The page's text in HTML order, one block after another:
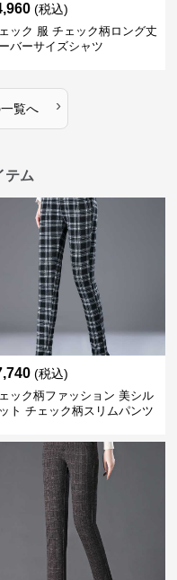
(税込)
ック 服 チェック柄ロング丈
バーサイズシャツ
覧へ ›
テム
(税込)
ック柄ファッション 美シル
ト チェック柄スリムパンツ